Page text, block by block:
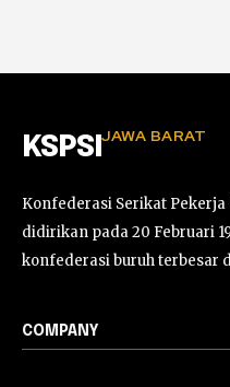
KSPSI JAWA BARAT
Konfederasi Serikat Pekerja
didirikan pada 20 Februari
konfederasi buruh terbesar
COMPANY